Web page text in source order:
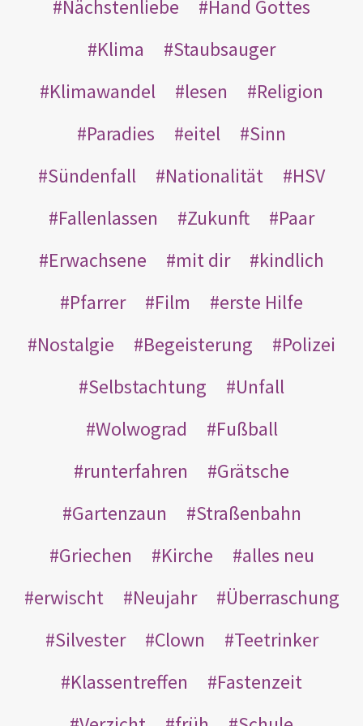
Nächstenliebe
Hand Gottes
Klima
Staubsauger
Klimawandel
lesen
Religion
Paradies
eitel
Sinn
Sündenfall
Nationalität
HSV
Fallenlassen
Zukunft
Paar
Erwachsene
mit dir
kindlich
Pfarrer
Film
erste Hilfe
Nostalgie
Begeisterung
Polizei
Selbstachtung
Unfall
Wolwograd
Fußball
runterfahren
Grätsche
Gartenzaun
Straßenbahn
Griechen
Kirche
alles neu
erwischt
Neujahr
Überraschung
Silvester
Clown
Teetrinker
Klassentreffen
Fastenzeit